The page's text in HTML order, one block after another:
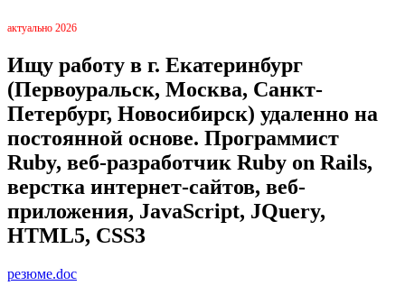
актуально 2026
Ищу работу в г. Екатеринбург
(Первоуральск, Москва, Санкт-
Петербург, Новосибирск) удаленно на
постоянной основе. Программист
Ruby, веб-разработчик Ruby on Rails,
верстка интернет-сайтов, веб-
приложения, JavaScript, JQuery,
HTML5, CSS3
резюме.doc